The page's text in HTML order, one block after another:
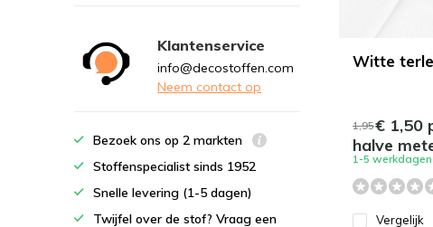
Witte
1,95€ 1,50
halve
1-5 werkdagen
Vergelijk
Klantenservice
info@decostoffen.com
Neem contact op
Bezoek ons op 2 markten
Stoffenspecialist sinds 1952
Snelle levering (1-5 dagen)
Twijfel over de stof? Vraag een